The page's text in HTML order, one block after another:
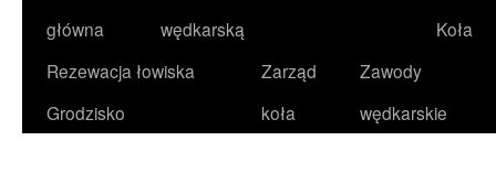
do
treści
główna
wędkarską
Koła
Rezewacja łowiska
Grodzisko
Zarząd
koła
Zawody
wędkarskie